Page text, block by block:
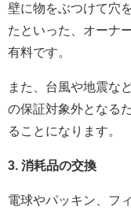
壁に物をぶつけて穴
たといった、オーナ
有料です。
また、台風や地震な
の保証対象外となる
ることになります。
3. 消耗品の交換
電球やパッキン、フ